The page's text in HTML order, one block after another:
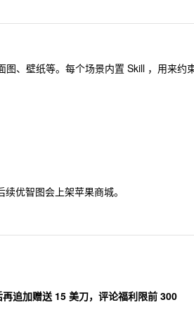
、壁纸等。每个场景内置 Skill ，用来约
优智图会上架苹果商城。
追加赠送 15 美刀，评论福利限前 300